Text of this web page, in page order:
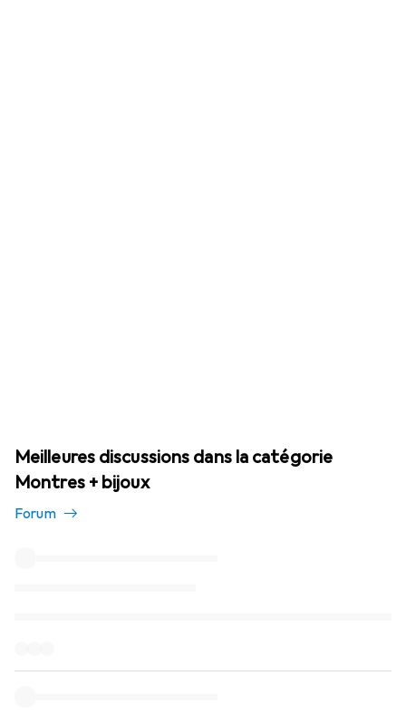
Meilleures discussions dans la catégorie
Montres + bijoux
Forum